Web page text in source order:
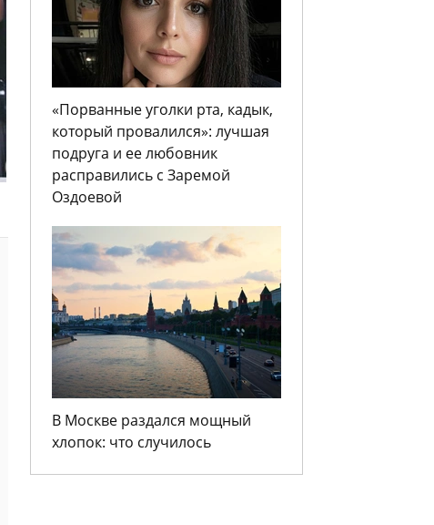
«Порванные уголки рта, кадык,
который провалился»: лучшая
подруга и ее любовник
расправились с Заремой
Оздоевой
В Москве раздался мощный
хлопок: что случилось